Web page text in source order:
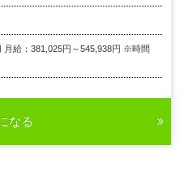
月給：381,025円～545,938円 ※時間
なる